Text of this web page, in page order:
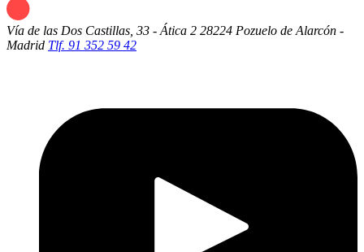
Vía de las Dos Castillas, 33 - Ática 2 28224 Pozuelo de Alarcón -
Madrid Tlf. 91 352 59 42